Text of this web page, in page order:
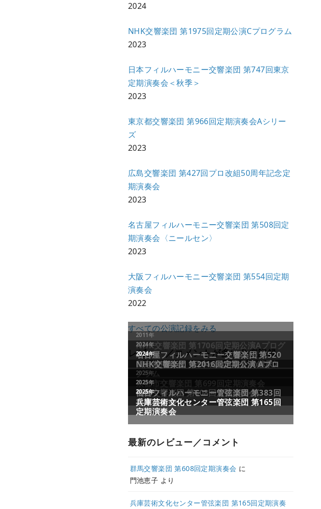
2024
NHK交響楽団 第1975回定期公演Cプログラム
2023
日本フィルハーモニー交響楽団 第747回東京
定期演奏会＜秋季＞
2023
東京都交響楽団 第966回定期演奏会Aシリー
ズ
2023
広島交響楽団 第427回プロ改組50周年記念定
期演奏会
2023
名古屋フィルハーモニー交響楽団 第508回定
期演奏会〈ニールセン〉
2023
大阪フィルハーモニー交響楽団 第554回定期
演奏会
2022
すべての公演記録をみる
レビュー／コメントが多い公演記録
最新のレビュー／コメント
群馬交響楽団 第608回定期演奏会 に
門池恵子 より
兵庫芸術文化センター管弦楽団 第165回定期演奏